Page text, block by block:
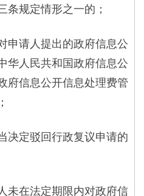
条规定情形之一的；
请人提出的政府信息公
华人民共和国政府信息公
府信息公开信息处理费管
定驳回行政复议申请的
在法定期限内对政府信